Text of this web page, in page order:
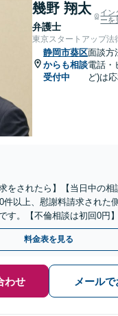
幾野 翔太
弁護士
イン
ーを
東京スタートアップ法
静岡市葵区
からも相談
受付中
面談方
電話・
ど)は
をされたら】【当日中の相
件以上、慰謝料請求された
す。【不倫相談は初回0円
】
料金表を見る
わせ メール